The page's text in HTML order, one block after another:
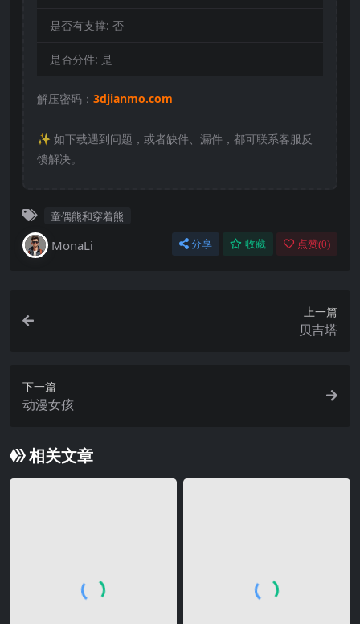
是否有支撑: 否
是否分件: 是
解压密码： 3djianmo.com
✨️ 如下载遇到问题，或者缺件、漏件，都可联系客服反
馈解决。
童偶熊和穿着熊
MonaLi 分享 收藏 点赞(0)
上一篇
贝吉塔
下一篇
动漫女孩
相关文章